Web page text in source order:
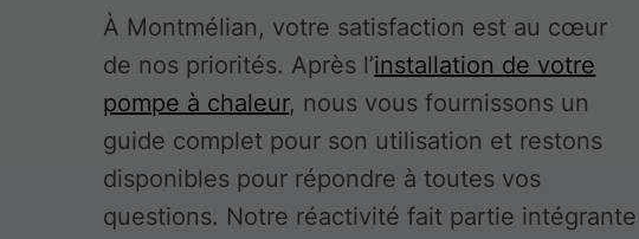
À Montmélian, votre satisfaction est au cœur
de nos priorités. Après l’installation de votre
pompe à chaleur, nous vous fournissons un
guide complet pour son utilisation et restons
disponibles pour répondre à toutes vos
questions. Notre réactivité fait partie intégrante